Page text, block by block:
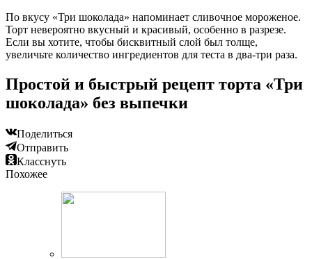
По вкусу «Три шоколада» напоминает сливочное мороженое.
Торт невероятно вкусный и красивый, особенно в разрезе.
Если вы хотите, чтобы бисквитный слой был толще,
увеличьте количество ингредиентов для теста в два-три раза.
Простой и быстрый рецепт торта «Три
шоколада» без выпечки
Поделиться
Отправить
Класснуть
Похожее